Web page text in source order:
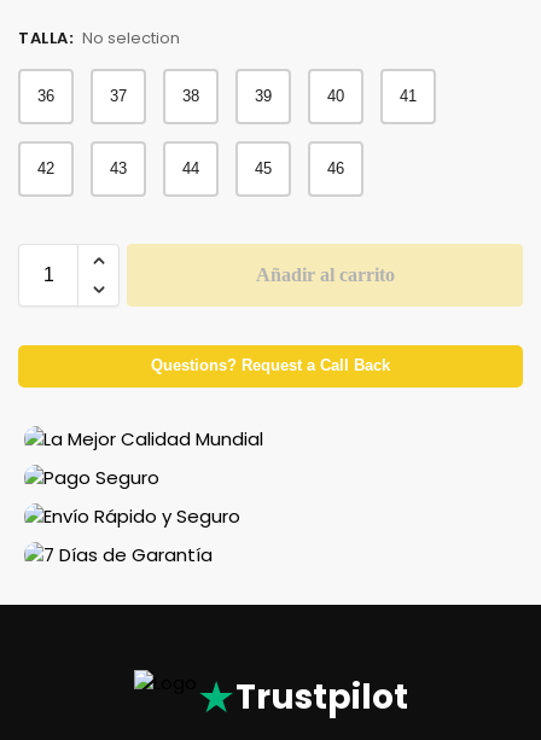
TALLA: No selection
36 37 38 39 40 41
42 43 44 45 46
Añadir al carrito
Questions? Request a Call Back
★Trustpilot